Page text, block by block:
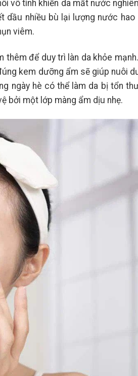
vô tình khiến da mất nước
dầu nhiều bù lại lượng nước hao
viêm.
thêm để duy trì làn da khỏe
kem dưỡng ẩm sẽ giúp nuôi
ngày hè có thể làm da bị tổn
bởi một lớp màng ẩm dịu nhẹ.
Hoạt
Top 5 Sản